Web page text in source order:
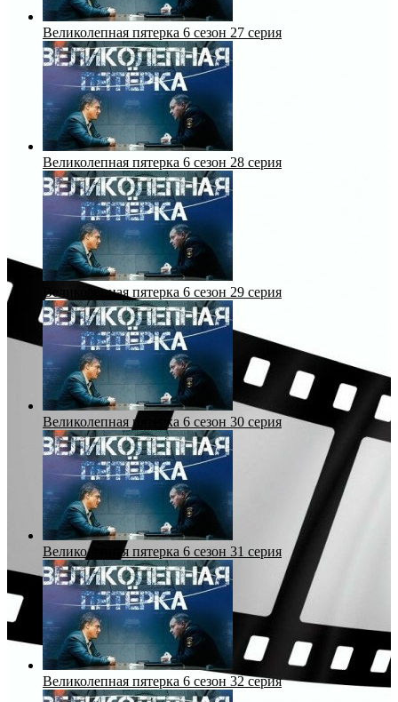
Великолепная пятерка 6 сезон 27 серия
Великолепная пятерка 6 сезон 28 серия
Великолепная пятерка 6 сезон 29 серия
Великолепная пятерка 6 сезон 30 серия
Великолепная пятерка 6 сезон 31 серия
Великолепная пятерка 6 сезон 32 серия